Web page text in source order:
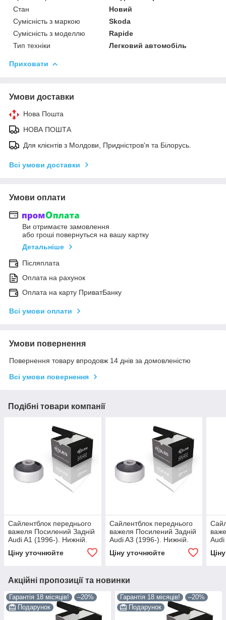
Стан
Новий
Сумісність з маркою
Skoda
Сумісність з моделлю
Rapide
Тип техніки
Легковий автомобіль
Приховати
Умови доставки
Нова Пошта
НОВА ПОШТА
Для клієнтів з Молдови, Придністров'я та Білорусь.
Всі умови доставки
Умови оплати
Ви отримаєте замовлення
або гроші повернуться на вашу картку
Детальніше
Післяплата
Оплата на рахунок
Оплата на карту ПриватБанку
Всі умови оплати
Умови повернення
Повернення товару впродовж 14 днів за домовленістю
Всі умови повернення
Подібні товари компанії
Сайлентблок переднього
важеля Посилений Задній
Audi A1 (1996-). Нижній.
JBU129 , VKDS331001
Ціну уточнюйте
Сайлентблок переднього
важеля Посилений Задній
Audi A3 (1996-). Нижній.
JBU129 , VKDS331001
Ціну уточнюйте
Акційні пропозиції та новинки
Гарантія 18 місяців!
–20%
Подарунок
Гарантія 18 місяців!
–20%
Подарунок